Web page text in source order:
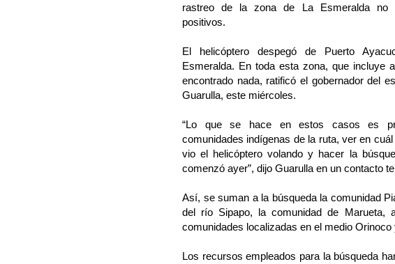
rastreo de la zona de La Esmeralda no
positivos.
El helicóptero despegó de Puerto
Esmeralda. En toda esta zona, que incluye
encontrado nada, ratificó el gobernador del
Guarulla, este miércoles.
“Lo que se hace en estos casos es
comunidades indígenas de la ruta, ver en
vio el helicóptero volando y hacer la
comenzó ayer”, dijo Guarulla en un contacto
Así, se suman a la búsqueda la comunidad
del río Sipapo, la comunidad de Marueta,
comunidades localizadas en el medio
Los recursos empleados para la búsqueda